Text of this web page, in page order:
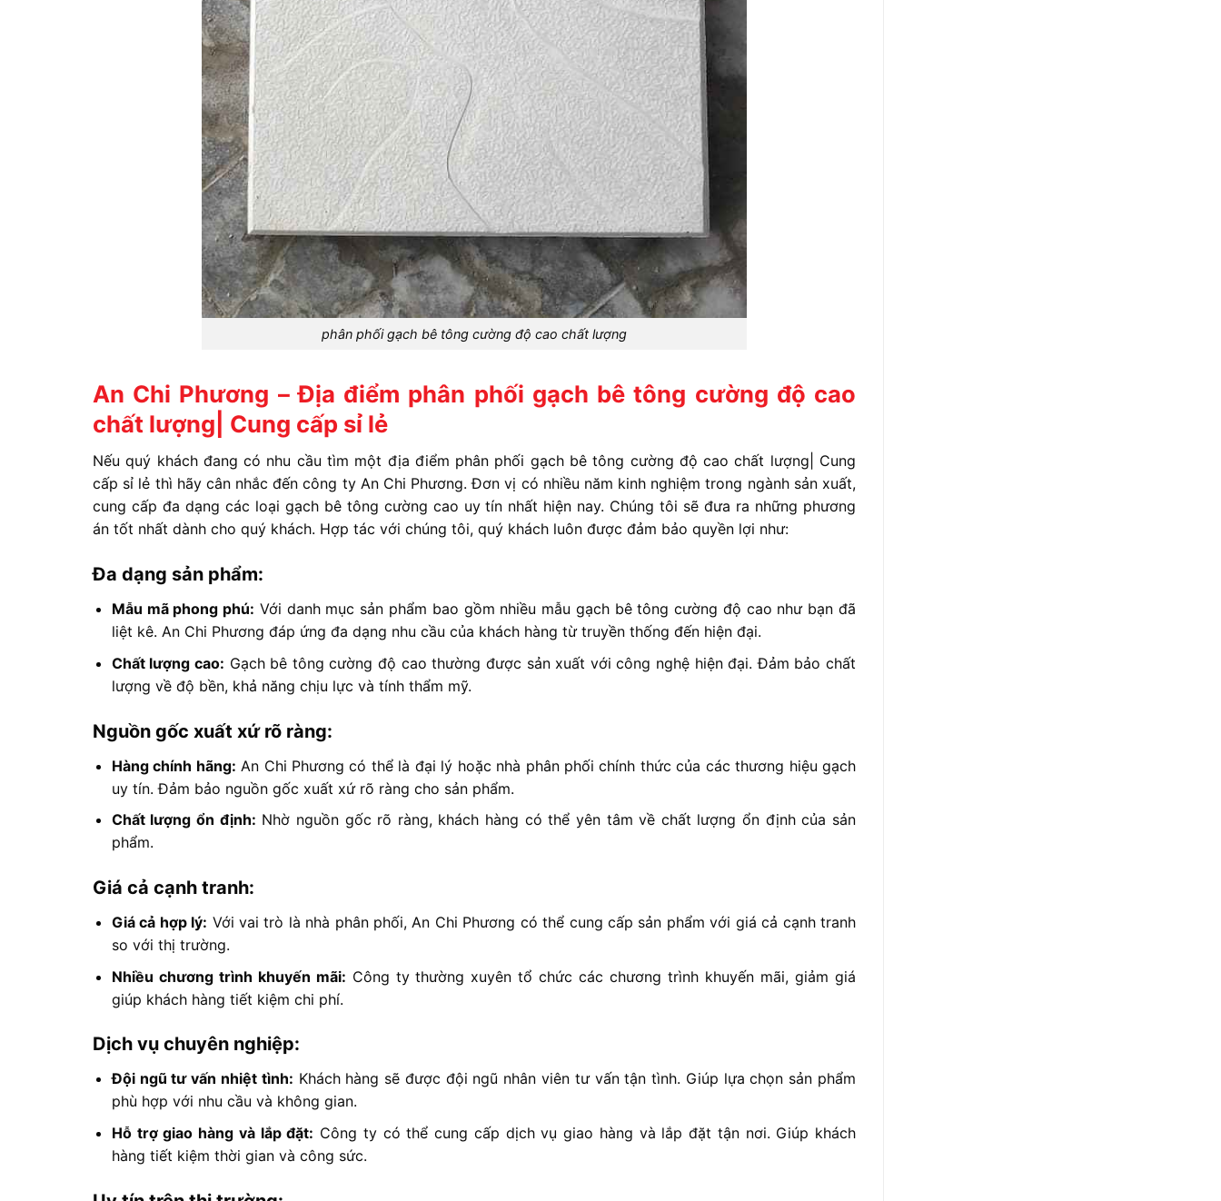
phân phối gạch bê tông cường độ cao chất lượng
An Chi Phương – Địa điểm phân phối gạch bê tông cường độ cao
chất lượng| Cung cấp sỉ lẻ
Nếu quý khách đang có nhu cầu tìm một địa điểm phân phối gạch bê tông cường độ cao chất lượng| Cung
cấp sỉ lẻ thì hãy cân nhắc đến công ty An Chi Phương. Đơn vị có nhiều năm kinh nghiệm trong ngành sản xuất,
cung cấp đa dạng các loại gạch bê tông cường cao uy tín nhất hiện nay. Chúng tôi sẽ đưa ra những phương
án tốt nhất dành cho quý khách. Hợp tác với chúng tôi, quý khách luôn được đảm bảo quyền lợi như:
Đa dạng sản phẩm:
Mẫu mã phong phú: Với danh mục sản phẩm bao gồm nhiều mẫu gạch bê tông cường độ cao như bạn đã
liệt kê. An Chi Phương đáp ứng đa dạng nhu cầu của khách hàng từ truyền thống đến hiện đại.
Chất lượng cao: Gạch bê tông cường độ cao thường được sản xuất với công nghệ hiện đại. Đảm bảo chất
lượng về độ bền, khả năng chịu lực và tính thẩm mỹ.
Nguồn gốc xuất xứ rõ ràng:
Hàng chính hãng: An Chi Phương có thể là đại lý hoặc nhà phân phối chính thức của các thương hiệu gạch
uy tín. Đảm bảo nguồn gốc xuất xứ rõ ràng cho sản phẩm.
Chất lượng ổn định: Nhờ nguồn gốc rõ ràng, khách hàng có thể yên tâm về chất lượng ổn định của sản
phẩm.
Giá cả cạnh tranh:
Giá cả hợp lý: Với vai trò là nhà phân phối, An Chi Phương có thể cung cấp sản phẩm với giá cả cạnh tranh
so với thị trường.
Nhiều chương trình khuyến mãi: Công ty thường xuyên tổ chức các chương trình khuyến mãi, giảm giá
giúp khách hàng tiết kiệm chi phí.
Dịch vụ chuyên nghiệp:
Đội ngũ tư vấn nhiệt tình: Khách hàng sẽ được đội ngũ nhân viên tư vấn tận tình. Giúp lựa chọn sản phẩm
phù hợp với nhu cầu và không gian.
Hỗ trợ giao hàng và lắp đặt: Công ty có thể cung cấp dịch vụ giao hàng và lắp đặt tận nơi. Giúp khách
hàng tiết kiệm thời gian và công sức.